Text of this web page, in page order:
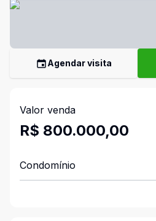
Agendar visita
Valor venda
R$ 800.000,00
Condomínio